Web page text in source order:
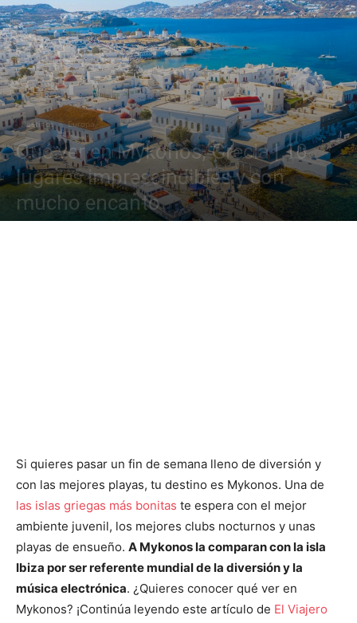
Destinos Europa
Qué ver en Mykonos, Grecia | 10
lugares imprescindibles y con
mucho encanto
Si quieres pasar un fin de semana lleno de diversión y
con las mejores playas, tu destino es Mykonos. Una de
las islas griegas más bonitas te espera con el mejor
ambiente juvenil, los mejores clubs nocturnos y unas
playas de ensueño. A Mykonos la comparan con la isla
Ibiza por ser referente mundial de la diversión y la
música electrónica. ¿Quieres conocer qué ver en
Mykonos? ¡Continúa leyendo este artículo de El Viajero